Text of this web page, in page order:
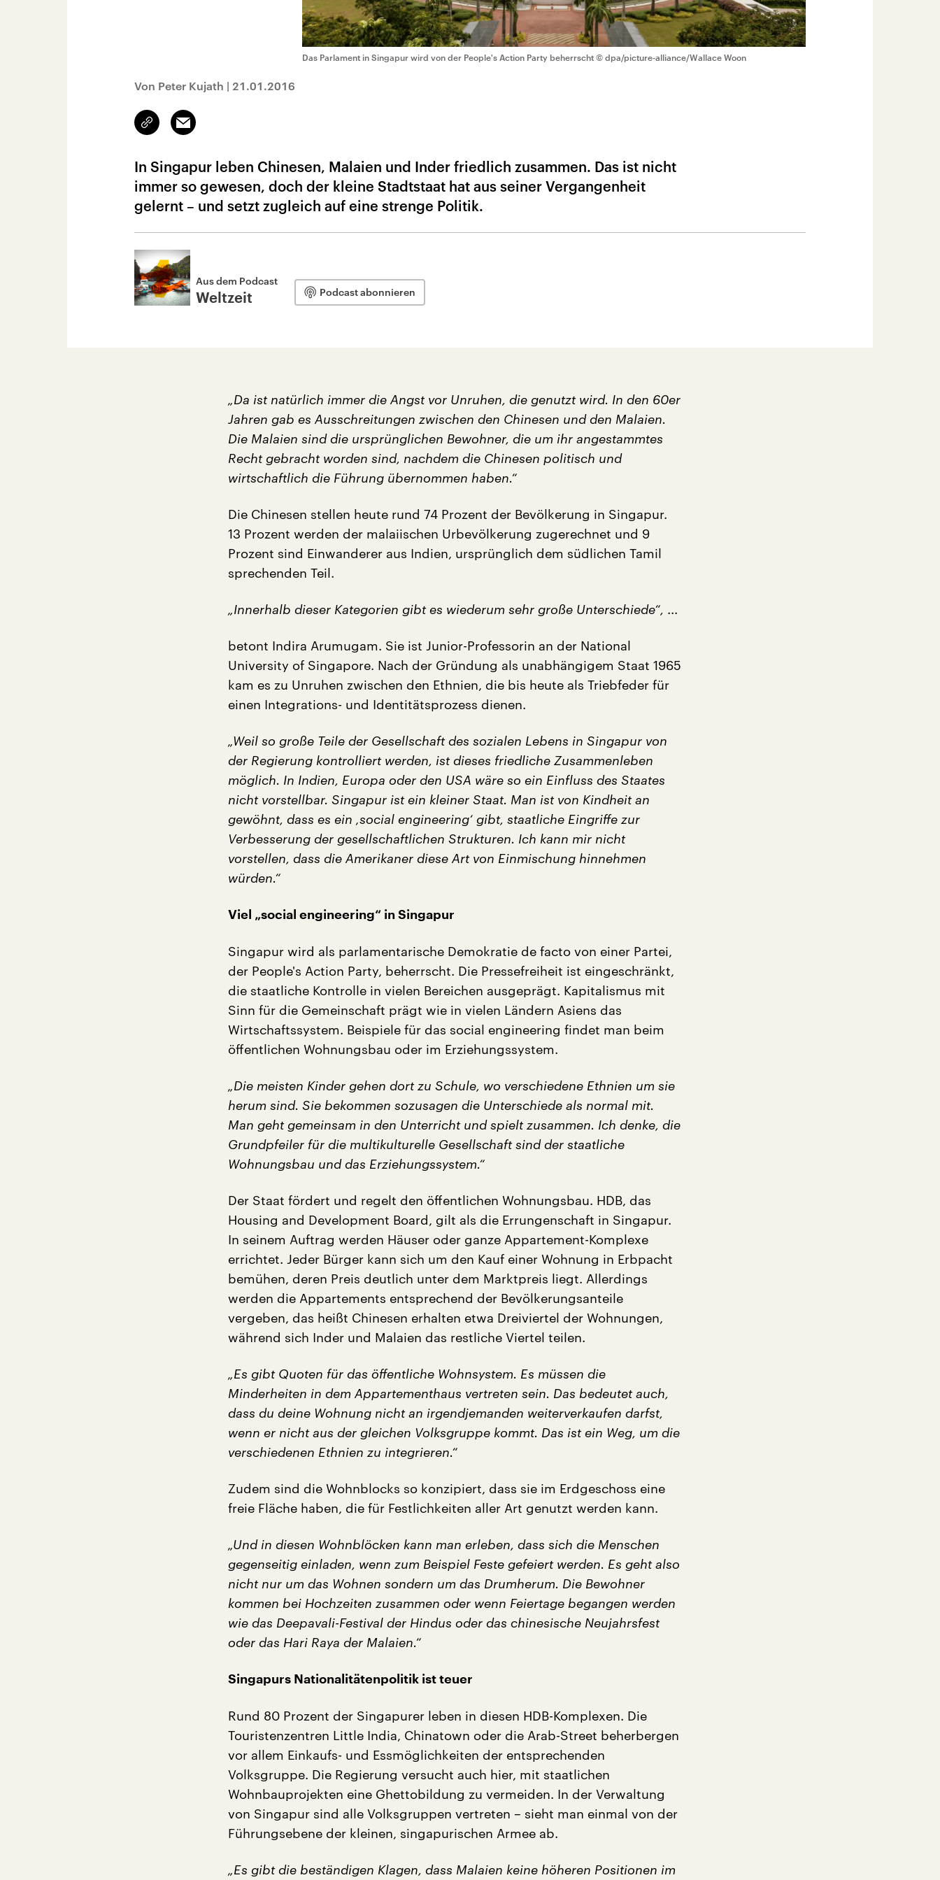
Das Parlament in Singapur wird von der People's Action Party beherrscht © dpa/picture-alliance/Wallace Woon
Von Peter Kujath | 21.01.2016
Link
kopieren/teilen
Email
In Singapur leben Chinesen, Malaien und Inder friedlich zusammen. Das ist nicht
immer so gewesen, doch der kleine Stadtstaat hat aus seiner Vergangenheit
gelernt – und setzt zugleich auf eine strenge Politik.
Aus dem Podcast
Weltzeit Podcast abonnieren
„Da ist natürlich immer die Angst vor Unruhen, die genutzt wird. In den 60er
Jahren gab es Ausschreitungen zwischen den Chinesen und den Malaien.
Die Malaien sind die ursprünglichen Bewohner, die um ihr angestammtes
Recht gebracht worden sind, nachdem die Chinesen politisch und
wirtschaftlich die Führung übernommen haben.“
Die Chinesen stellen heute rund 74 Prozent der Bevölkerung in Singapur.
13 Prozent werden der malaiischen Urbevölkerung zugerechnet und 9
Prozent sind Einwanderer aus Indien, ursprünglich dem südlichen Tamil
sprechenden Teil.
„Innerhalb dieser Kategorien gibt es wiederum sehr große Unterschiede“, ...
betont Indira Arumugam. Sie ist Junior-Professorin an der National
University of Singapore. Nach der Gründung als unabhängigem Staat 1965
kam es zu Unruhen zwischen den Ethnien, die bis heute als Triebfeder für
einen Integrations- und Identitätsprozess dienen.
„Weil so große Teile der Gesellschaft des sozialen Lebens in Singapur von
der Regierung kontrolliert werden, ist dieses friedliche Zusammenleben
möglich. In Indien, Europa oder den USA wäre so ein Einfluss des Staates
nicht vorstellbar. Singapur ist ein kleiner Staat. Man ist von Kindheit an
gewöhnt, dass es ein ‚social engineering‘ gibt, staatliche Eingriffe zur
Verbesserung der gesellschaftlichen Strukturen. Ich kann mir nicht
vorstellen, dass die Amerikaner diese Art von Einmischung hinnehmen
würden.“
Viel „social engineering“ in Singapur
Singapur wird als parlamentarische Demokratie de facto von einer Partei,
der People's Action Party, beherrscht. Die Pressefreiheit ist eingeschränkt,
die staatliche Kontrolle in vielen Bereichen ausgeprägt. Kapitalismus mit
Sinn für die Gemeinschaft prägt wie in vielen Ländern Asiens das
Wirtschaftssystem. Beispiele für das social engineering findet man beim
öffentlichen Wohnungsbau oder im Erziehungssystem.
„Die meisten Kinder gehen dort zu Schule, wo verschiedene Ethnien um sie
herum sind. Sie bekommen sozusagen die Unterschiede als normal mit.
Man geht gemeinsam in den Unterricht und spielt zusammen. Ich denke, die
Grundpfeiler für die multikulturelle Gesellschaft sind der staatliche
Wohnungsbau und das Erziehungssystem.“
Der Staat fördert und regelt den öffentlichen Wohnungsbau. HDB, das
Housing and Development Board, gilt als die Errungenschaft in Singapur.
In seinem Auftrag werden Häuser oder ganze Appartement-Komplexe
errichtet. Jeder Bürger kann sich um den Kauf einer Wohnung in Erbpacht
bemühen, deren Preis deutlich unter dem Marktpreis liegt. Allerdings
werden die Appartements entsprechend der Bevölkerungsanteile
vergeben, das heißt Chinesen erhalten etwa Dreiviertel der Wohnungen,
während sich Inder und Malaien das restliche Viertel teilen.
„Es gibt Quoten für das öffentliche Wohnsystem. Es müssen die
Minderheiten in dem Appartementhaus vertreten sein. Das bedeutet auch,
dass du deine Wohnung nicht an irgendjemanden weiterverkaufen darfst,
wenn er nicht aus der gleichen Volksgruppe kommt. Das ist ein Weg, um die
verschiedenen Ethnien zu integrieren.“
Zudem sind die Wohnblocks so konzipiert, dass sie im Erdgeschoss eine
freie Fläche haben, die für Festlichkeiten aller Art genutzt werden kann.
„Und in diesen Wohnblöcken kann man erleben, dass sich die Menschen
gegenseitig einladen, wenn zum Beispiel Feste gefeiert werden. Es geht also
nicht nur um das Wohnen sondern um das Drumherum. Die Bewohner
kommen bei Hochzeiten zusammen oder wenn Feiertage begangen werden
wie das Deepavali-Festival der Hindus oder das chinesische Neujahrsfest
oder das Hari Raya der Malaien.“
Singapurs Nationalitätenpolitik ist teuer
Rund 80 Prozent der Singapurer leben in diesen HDB-Komplexen. Die
Touristenzentren Little India, Chinatown oder die Arab-Street beherbergen
vor allem Einkaufs- und Essmöglichkeiten der entsprechenden
Volksgruppe. Die Regierung versucht auch hier, mit staatlichen
Wohnbauprojekten eine Ghettobildung zu vermeiden. In der Verwaltung
von Singapur sind alle Volksgruppen vertreten – sieht man einmal von der
Führungsebene der kleinen, singapurischen Armee ab.
„Es gibt die beständigen Klagen, dass Malaien keine höheren Positionen im